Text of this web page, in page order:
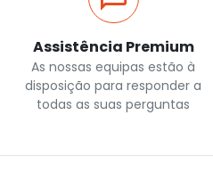
Assistência Premium
As nossas equipas estão à
disposição para responder a
todas as suas perguntas